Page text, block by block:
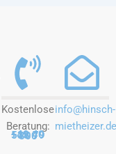
Kostenlose
Beratung:
+49 40 538 79 800
info@hinsch-